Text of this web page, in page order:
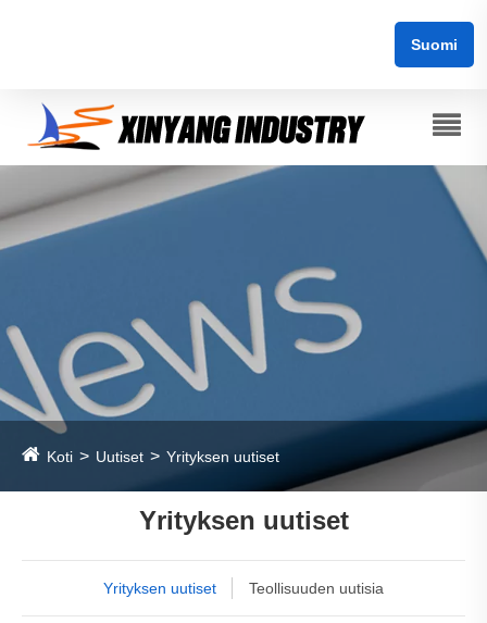
Suomi
Koti Uutiset Yrityksen uutiset
Yrityksen uutiset
Yrityksen uutiset Teollisuuden uutisia